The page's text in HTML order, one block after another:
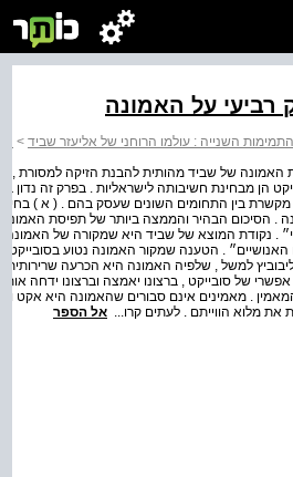
רביעי על האמונה
התמימות השנייה : עולמו הרוחני של אליעזר שביד >
האמונה של שביד מהותית להבנת הזיקה למסורת ,
הן מבחינת חשיבותה לישראליות . בפרק זה
מקשרת בין התחומים השונים שעסק בהם . ( א )
. הסיכום הבהיר והממצה ביותר של תפיסת האמונה
. נקודת המוצא של שביד היא שמקורה של
האנושיים״ . הטענה שמקור האמונה נטוע בסובייקט
למשל , שלפיה האמונה היא הכרעה
של סובייקט , ברצונו יאמצה וברצונו ידחה
. מאמינים אינם סבורים שהאמונה היא אקט
את מלוא הווייתם . לעתים קרו... אל הספר